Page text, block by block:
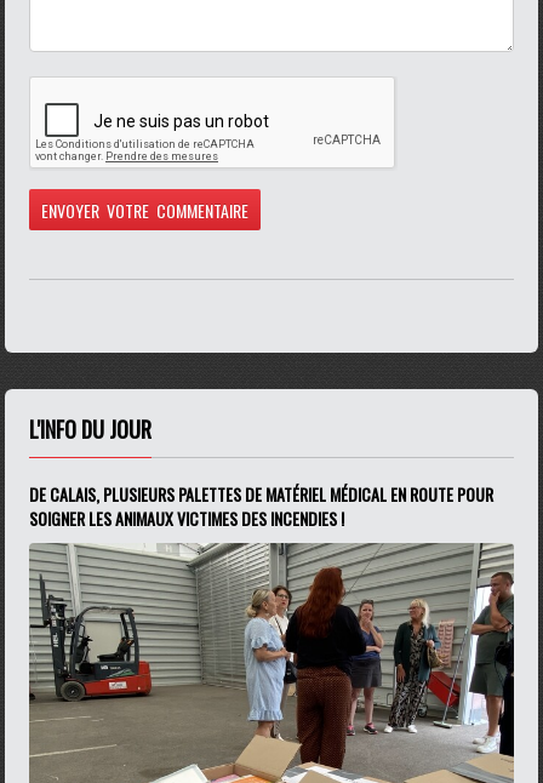
L'INFO DU JOUR
DE CALAIS, PLUSIEURS PALETTES DE MATÉRIEL MÉDICAL EN ROUTE POUR
SOIGNER LES ANIMAUX VICTIMES DES INCENDIES !